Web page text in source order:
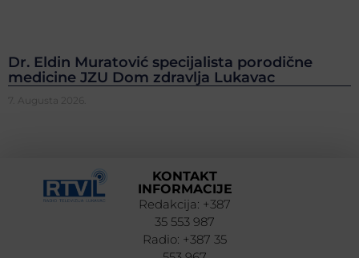
Dr. Eldin Muratović specijalista porodične
medicine JZU Dom zdravlja Lukavac
7. Augusta 2026.
KONTAKT
INFORMACIJE
Redakcija: +387
35 553 987
Radio: +387 35